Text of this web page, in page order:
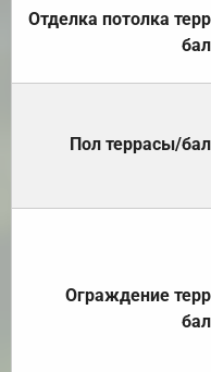
Отделка потолка
Пол террасы/
Ограждение